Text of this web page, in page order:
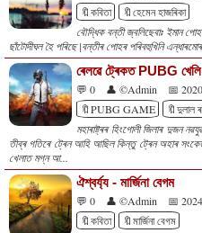
🔖কবিতা
🔖হেমেন হাজৰিকা
বৌদ্ধিক বন্তী জ্বলিছেবাঃ ইমান
ছাঁটোদীঘল হৈ পৰিছে |বন্তীৰ পোহৰ পৰিবহুখিনি
ৰেলৱে ট্ৰেকত PUBG
💬 0 👤 ©Admin
📅
🔖PUBG GAME
🔖দুলাল
মহাৰাষ্ট্ৰৰ হিংগোলী জিলাৰ দুজন
তীব্ৰ গতিৰে ট্ৰেন আহি আছিল কিন্তু ট্ৰেন অহাৰ
খেলাত মগ্ন আ...
ঐশ্বৰ্য্য - মাৰ্জিনা বেগম
💬 0 👤 ©Admin
📅
🔖কবিতা
🔖মাৰ্জিনা বেগম